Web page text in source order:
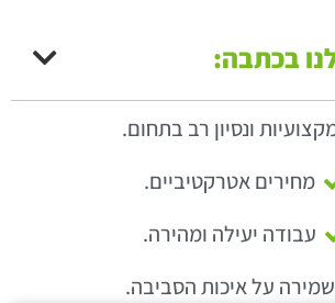
בכתבה:
ונסיון רב בתחום.
מחירים אטרקטיביים.
עבודה יעילה ומהירה.
שמירה על איכות הסביבה.